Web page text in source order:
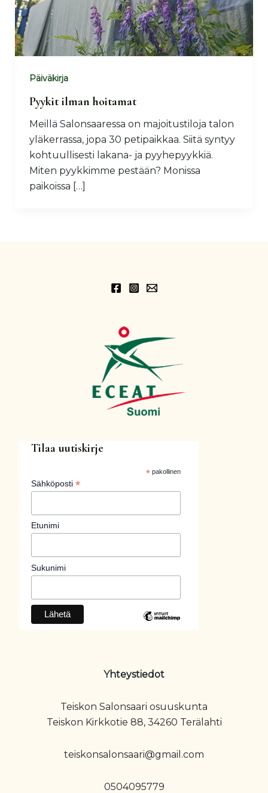
Päiväkirja
Pyykit ilman hoitamat
Meillä Salonsaaressa on majoitustiloja talon
yläkerrassa, jopa 30 petipaikkaa. Siitä syntyy
kohtuullisesti lakana- ja pyyhepyykkiä.
Miten pyykkimme pestään? Monissa
paikoissa […]
Tilaa uutiskirje
*pakollinen
Sähköposti *
Etunimi
Sukunimi
Yhteystiedot
Teiskon Salonsaari osuuskunta
Teiskon Kirkkotie 88, 34260 Terälahti
teiskonsalonsaari@gmail.com
0504095779